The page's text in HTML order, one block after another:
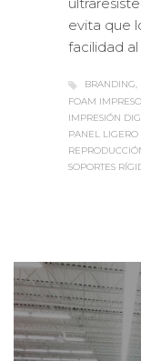
evita que
facilidad
BRANDING
FOAM IMPRESO
IMPRESIÓN
PANEL LIGERO
SOPORTES